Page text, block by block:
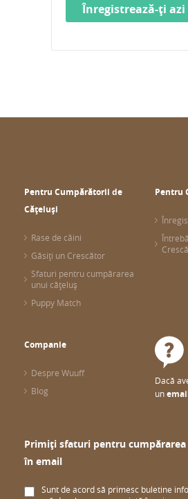
Înregistrează-ți azi
Pentru Cumpărătorii de
Cățeluși
Rase de câini
Găsiți un Crescător
Sfaturi pentru cumpărarea
unui cățeluș
Puppy Match
Pentru
Companie
Despre Wuuff
Blog
Dacă
un
Primiți sfaturi pentru
în email
Sunt de acord să primesc buletine